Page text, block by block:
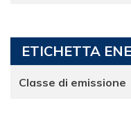
ETICHETTA
Classe di emissione